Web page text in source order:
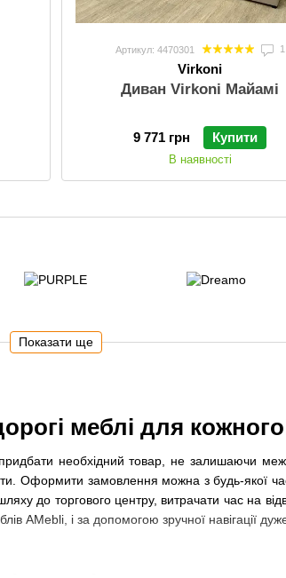
Артикул: 4470301 1
Virkoni
Диван Virkoni Майамі
9 771 грн Купити
В наявності
Показати ще
меблі для
необхідний товар, не залишаючи
Оформити замовлення можна з будь-якої
до торгового центру, витрачати час на
AMebli, і за допомогою зручної навігації